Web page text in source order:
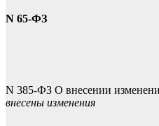
N 65-ФЗ
N 385-ФЗ О внесении
внесены изменения